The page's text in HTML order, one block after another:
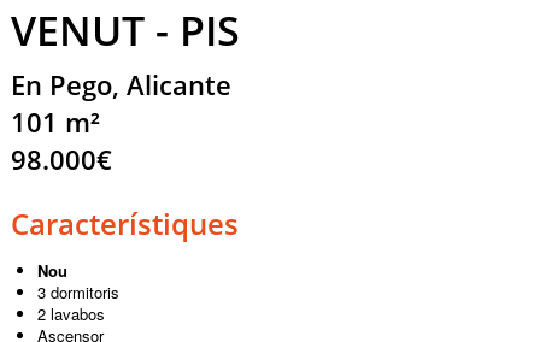
VENUT - PIS
En Pego, Alicante
101 m²
98.000€
Característiques
Nou
3 dormitoris
2 lavabos
Ascensor